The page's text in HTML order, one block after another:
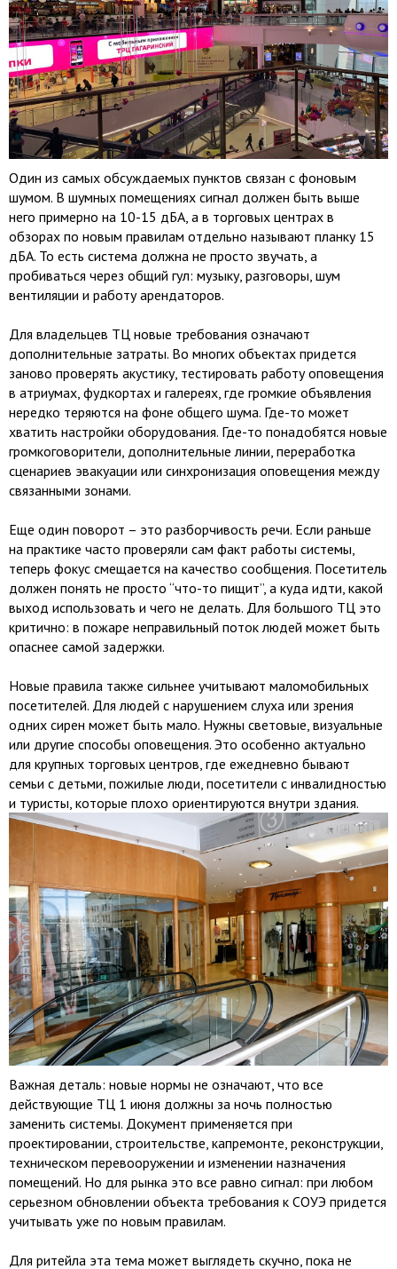
Один из самых обсуждаемых пунктов связан с фоновым
шумом. В шумных помещениях сигнал должен быть выше
него примерно на 10-15 дБА, а в торговых центрах в
обзорах по новым правилам отдельно называют планку 15
дБА. То есть система должна не просто звучать, а
пробиваться через общий гул: музыку, разговоры, шум
вентиляции и работу арендаторов.
Для владельцев ТЦ новые требования означают
дополнительные затраты. Во многих объектах придется
заново проверять акустику, тестировать работу оповещения
в атриумах, фудкортах и галереях, где громкие объявления
нередко теряются на фоне общего шума. Где-то может
хватить настройки оборудования. Где-то понадобятся новые
громкоговорители, дополнительные линии, переработка
сценариев эвакуации или синхронизация оповещения между
связанными зонами.
Еще один поворот – это разборчивость речи. Если раньше
на практике часто проверяли сам факт работы системы,
теперь фокус смещается на качество сообщения. Посетитель
должен понять не просто “что-то пищит”, а куда идти, какой
выход использовать и чего не делать. Для большого ТЦ это
критично: в пожаре неправильный поток людей может быть
опаснее самой задержки.
Новые правила также сильнее учитывают маломобильных
посетителей. Для людей с нарушением слуха или зрения
одних сирен может быть мало. Нужны световые, визуальные
или другие способы оповещения. Это особенно актуально
для крупных торговых центров, где ежедневно бывают
семьи с детьми, пожилые люди, посетители с инвалидностью
и туристы, которые плохо ориентируются внутри здания.
Важная деталь: новые нормы не означают, что все
действующие ТЦ 1 июня должны за ночь полностью
заменить системы. Документ применяется при
проектировании, строительстве, капремонте, реконструкции,
техническом перевооружении и изменении назначения
помещений. Но для рынка это все равно сигнал: при любом
серьезном обновлении объекта требования к СОУЭ придется
учитывать уже по новым правилам.
Для ритейла эта тема может выглядеть скучно, пока не